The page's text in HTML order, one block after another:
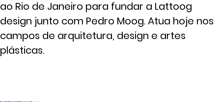
ao Rio de Janeiro para fundar a Lattoog
design junto com Pedro Moog. Atua hoje nos
campos de arquitetura, design e artes
plásticas.